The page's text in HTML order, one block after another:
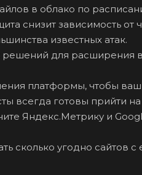
в облако по
снизит зависимость от
известных атак.
решений для расширения
платформы, чтобы ваш
всегда готовы прийти
Яндекс.Метрику и
сколько угодно сайтов